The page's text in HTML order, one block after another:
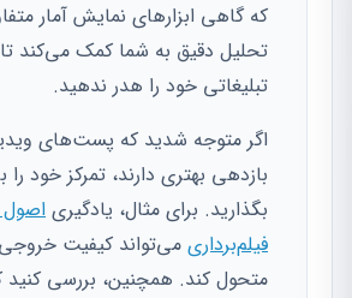
که گاهی ابزارهای نمایش آمار
تحلیل دقیق به شما کمک می‌کند
تبلیغاتی خود را هدر ندهید.
اگر متوجه شدید که پست‌های
بازدهی بهتری دارند، تمرکز خود
بگذارید. برای مثال، یادگیری
فیلم‌برداری می‌تواند کیفیت
متحول کند. همچنین، بررسی کنید